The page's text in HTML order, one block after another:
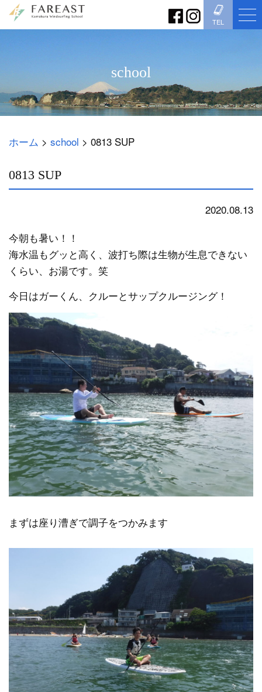
TEL
school
ホーム > school > 0813 SUP
0813 SUP
2020.08.13
今朝も暑い！！
海水温もグッと高く、波打ち際は生物が生息できない
くらい、お湯です。笑
今日はガーくん、クルーとサップクルージング！
まずは座り漕ぎで調子をつかみます